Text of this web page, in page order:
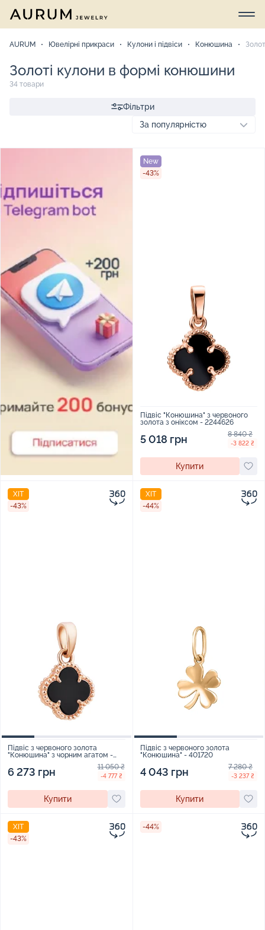
AURUM Ювелірні прикраси Кулони і підвіси Конюшина
Золоті кулони в формі конюшини
34 товари
Фільтри
New
-43%
Підвіс "Конюшина" з червоного
золота з оніксом - 2244626
5 018 грн 8 840 ₴
-3 822 ₴
Купити
ХІТ
-43%
Підвіс з червоного золота
"Конюшина" з чорним агатом -
6 273 грн 11 050 ₴
-4 777 ₴
Купити
ХІТ
-44%
Підвіс з червоного золота
"Конюшина" - 401720
4 043 грн 7 280 ₴
-3 237 ₴
Купити
ХІТ
-43%
-44%